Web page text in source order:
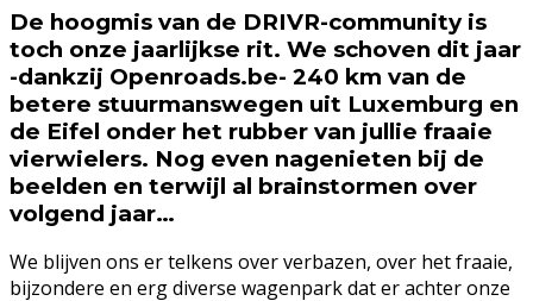
De hoogmis van de DRIVR-community is
toch onze jaarlijkse rit. We schoven dit jaar
-dankzij Openroads.be- 240 km van de
betere stuurmanswegen uit Luxemburg en
de Eifel onder het rubber van jullie fraaie
vierwielers. Nog even nagenieten bij de
beelden en terwijl al brainstormen over
volgend jaar…
We blijven ons er telkens over verbazen, over het fraaie,
bijzondere en erg diverse wagenpark dat er achter onze